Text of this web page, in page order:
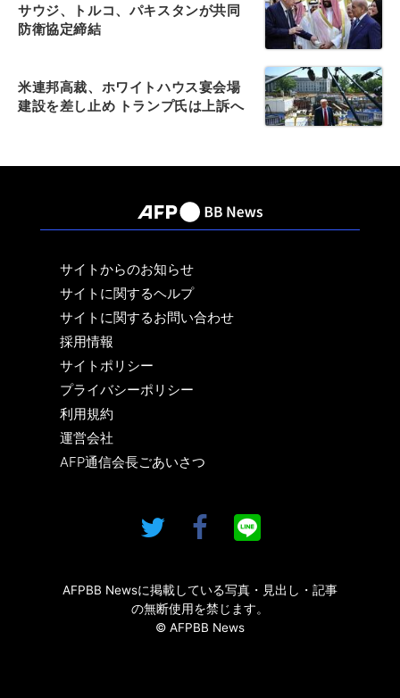
サウジ、トルコ、パキスタンが共同
防衛協定締結
米連邦高裁、ホワイトハウス宴会場
建設を差し止め トランプ氏は上訴へ
サイトからのお知らせ
サイトに関するヘルプ
サイトに関するお問い合わせ
採用情報
サイトポリシー
プライバシーポリシー
利用規約
運営会社
AFP通信会長ごあいさつ
AFPBB Newsに掲載している写真・見出し・記事
の無断使用を禁じます。
© AFPBB News